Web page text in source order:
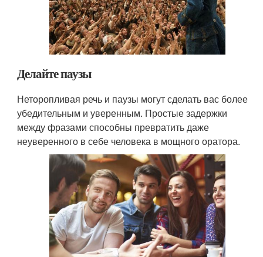
Делайте паузы
Неторопливая речь и паузы могут сделать вас более
убедительным и уверенным. Простые задержки
между фразами способны превратить даже
неуверенного в себе человека в мощного оратора.